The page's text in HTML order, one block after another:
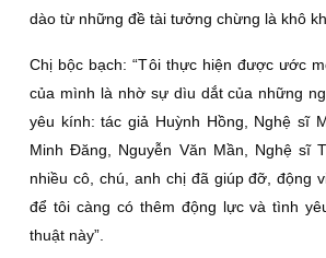
dào từ những đề tài tưởng chừng là khô
Chị bộc bạch: “Tôi thực hiện được ước
của mình là nhờ sự dìu dắt của những
yêu kính: tác giả Huỳnh Hồng, Nghệ sĩ
Minh Đăng, Nguyễn Văn Mần, Nghệ sĩ
nhiều cô, chú, anh chị đã giúp đỡ, động
để tôi càng có thêm động lực và tình
thuật này”.